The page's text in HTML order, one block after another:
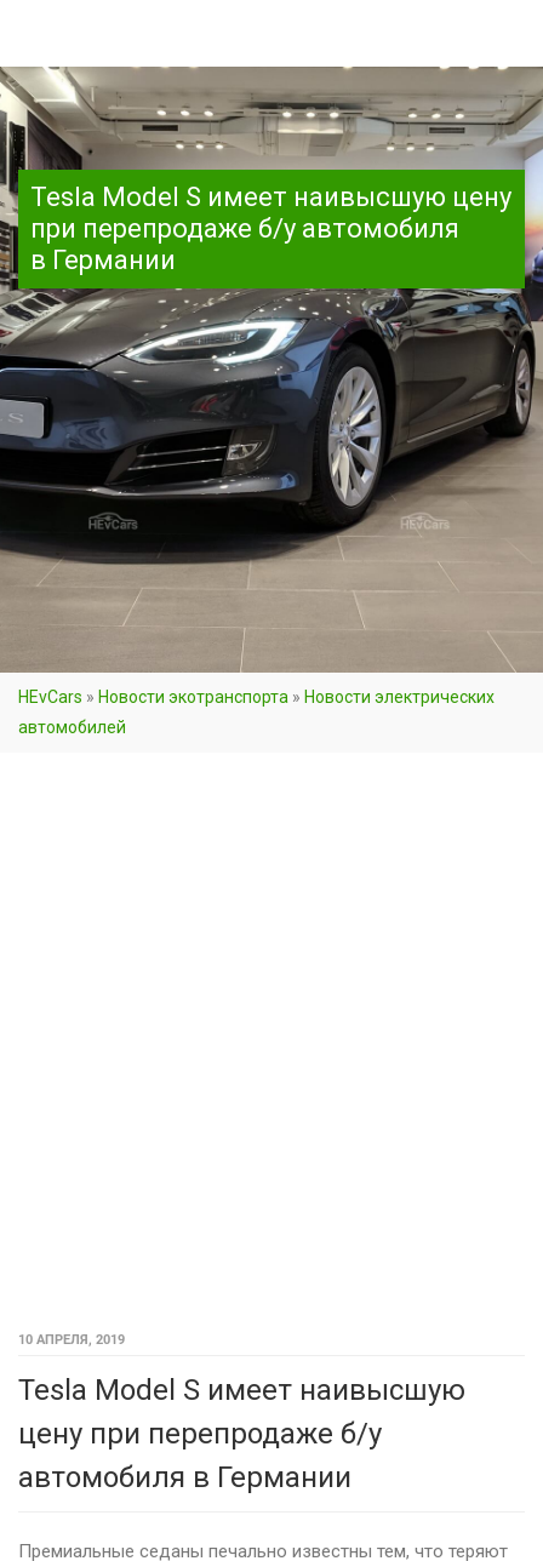
Tesla Model S имеет наивысшую цену
при перепродаже б/у автомобиля
в Германии
HEvCars » Новости экотранспорта » Новости электрических
автомобилей
10 АПРЕЛЯ, 2019
Tesla Model S имеет наивысшую
цену при перепродаже б/у
автомобиля в Германии
Премиальные седаны печально известны тем, что теряют